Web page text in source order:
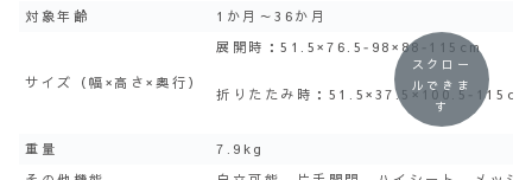
対象年齢
1か月～36か月
サイズ（幅×高さ×奥行）
展開時：51.5×76.5‐98×88‐115cm
折りたたみ時：51.5×37.5×100.5‐115cm
重量
7.9kg
スクロー
ルできま
す